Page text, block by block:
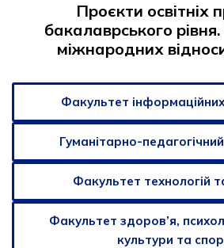
Проєкти освітніх
бакалаврського
міжнародних
Факультет інформаційних
Гуманітарно-
Факультет технологій
Факультет здоров’я,
культури та